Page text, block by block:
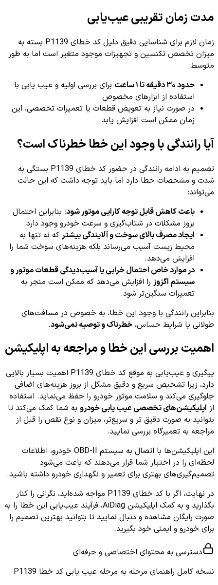
مدت زمان تقریبی عیب‌یابی
زمان لازم برای شناسایی دقیق دلیل کد خطای P1139 بسته به
میزان تخصص تکنسین و تجهیزات موجود متغیر است اما به طور
متوسط:
حدود ۳۰ دقیقه تا ۱ ساعت
برای بررسی اولیه و عیب یابی با
استفاده از ابزارهای مخصوص
در صورت نیاز به تعویض قطعات یا تعمیرات تخصصی، این
زمان ممکن است افزایش یابد
آیا رانندگی با وجود این خطا خطرناک است؟
تصمیم به ادامه رانندگی در حضور کد خطای P1139 بستگی به
شدت و مشخصات خطا دارد اما باید توجه داشت که این حالت
می‌تواند:
باعث کاهش قابل توجه کارایی موتور شود؛ بنابراین احتمال
بروز مشکلات در شتاب‌گیری و سرعت خودرو وجود دارد.
ایجاد مصرف بالای سوخت و آلایندگی بیشتر که نه تنها به
محیط زیست آسیب می‌رساند بلکه هزینه‌های سوخت شما را
افزایش می‌دهد.
در موارد خاص احتمال خرابی یا آسیب‌دیدگی قطعات موتور و
سیستم اگزوز را افزایش می‌دهد که ممکن است منجر به
تعمیرات سنگین‌تر شود.
بنابراین رانندگی با وجود این خطا، به خصوص در مسافت‌های
طولانی یا شرایط حساس، خطرناک و توصیه نمی‌شود.
اهمیت بررسی این خطا و مراجعه به اپلیکیشن
پیگیری و عیب‌یابی به موقع کد خطای P1139 اهمیت بسیار بالایی
دارد، زیرا تشخیص سریع و دقیق مشکل از بروز هزینه‌های اضافی
جلوگیری می‌کند و سلامت موتور خودرو را حفظ می‌نماید. استفاده
از اپلیکیشن‌های تخصصی عیب یابی خودرو به شما کمک می‌کند تا
بتوانید به صورت دقیق تر و سریع‌تر، میزان و نوع نقص را قبل از
مراجعه به تعمیرگاه بررسی نمایید.
این اپلیکیشن‌ها با اتصال به سیستم OBD-II خودرو، اطلاعات
لحظه‌ای را در اختیار شما قرار می‌دهند که باعث می‌شود
تصمیم‌گیری‌های بهتری برای تعمیر و نگهداری خودرو داشته باشید.
در نهایت، اگر با کد خطای P1139 مواجه شده‌اید، نگرانی را کنار
بگذارید و به کمک اپلیکیشن AiDiag، فرآیند عیب‌یابی این خطا را به
صورت رایگان مشاهده و دنبال نمایید تا بتوانید بهترین تصمیم را
برای خودرو و ایمنی خود بگیرید.
دسترسی به محتوای اختصاصی و حرفه‌ای
نسخه کامل راهنمای مرحله به مرحله عیب یابی کد خطا P1139